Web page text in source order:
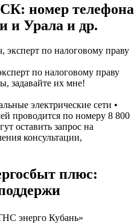
номер телефона
и Урала и др.
по налоговому праву
задавайте их мне!
электрические сети •
проводится по номеру 8 800
оставить запрос на
консультации,
плюс:
энерго Кубань»